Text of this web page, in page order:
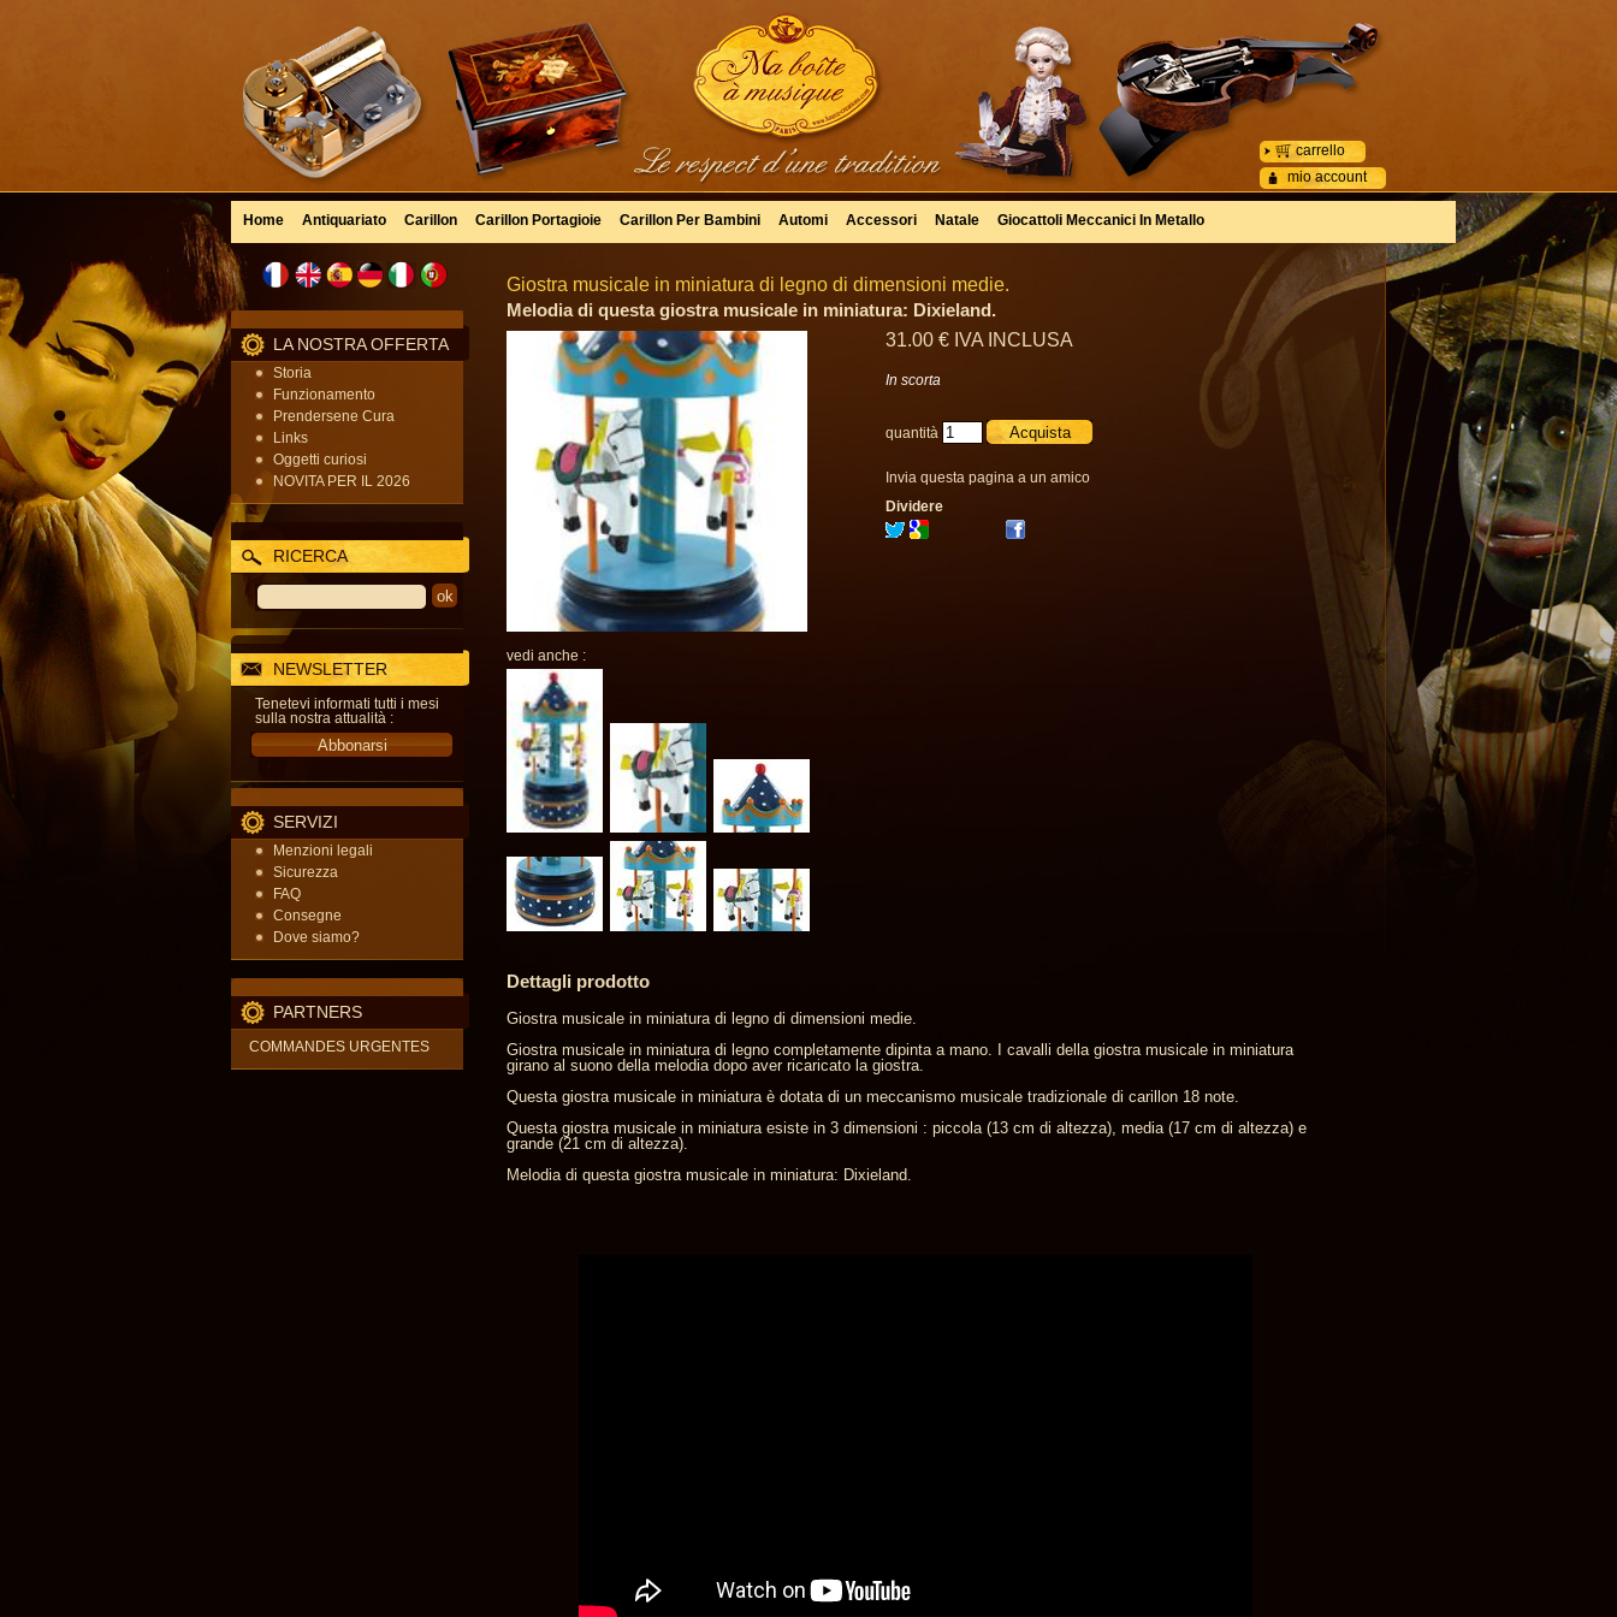
mio account
carrello
Home Antiquariato Carillon Carillon Portagioie Carillon Per Bambini Automi Accessori Natale Giocattoli Meccanici In Metallo
LA NOSTRA OFFERTA
Storia
Funzionamento
Prendersene Cura
Links
Oggetti curiosi
NOVITA PER IL 2026
RICERCA
NEWSLETTER
Tenetevi informati tutti i mesi
sulla nostra attualità :
SERVIZI
Menzioni legali
Sicurezza
FAQ
Consegne
Dove siamo?
PARTNERS
COMMANDES URGENTES
Giostra musicale in miniatura di legno di dimensioni medie.
Melodia di questa giostra musicale in miniatura: Dixieland.
vedi anche :
31.00 € IVA INCLUSA
In scorta
quantità
Invia questa pagina a un amico
Dividere
Dettagli prodotto
Giostra musicale in miniatura di legno di dimensioni medie.
Giostra musicale in miniatura di legno completamente dipinta a mano. I cavalli della giostra musicale in miniatura
girano al suono della melodia dopo aver ricaricato la giostra.
Questa giostra musicale in miniatura è dotata di un meccanismo musicale tradizionale di carillon 18 note.
Questa giostra musicale in miniatura esiste in 3 dimensioni : piccola (13 cm di altezza), media (17 cm di altezza) e
grande (21 cm di altezza).
Melodia di questa giostra musicale in miniatura: Dixieland.